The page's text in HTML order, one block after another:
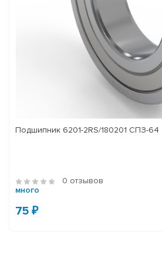
Подшипник 6201-2RS/180201 СПЗ-64
0 отзывов
много
75 ₽